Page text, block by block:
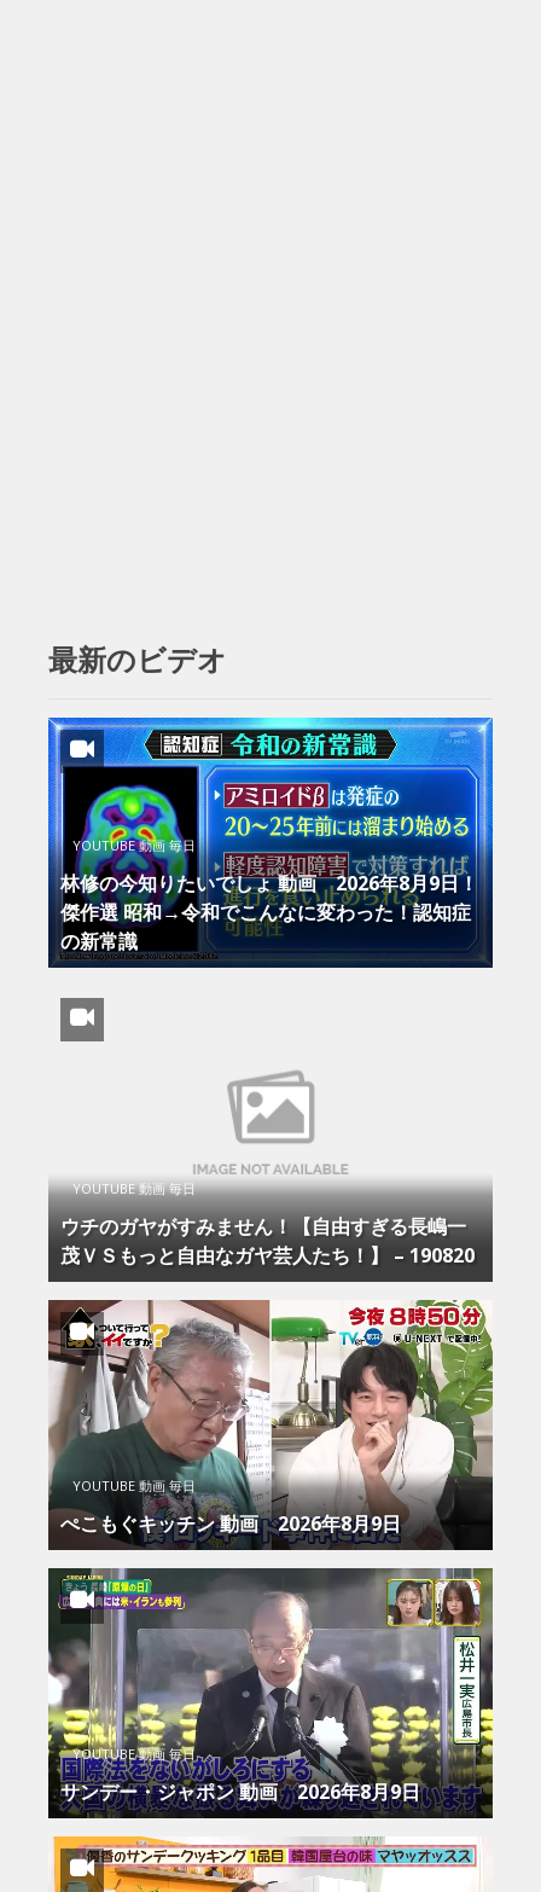
最新のビデオ
YOUTUBE 動画 毎日
林修の今知りたいでしょ 動画 2026年8月9日！
傑作選 昭和→令和でこんなに変わった！認知症
の新常識
YOUTUBE 動画 毎日
ウチのガヤがすみません！【自由すぎる長嶋一
茂ＶＳもっと自由なガヤ芸人たち！】 – 190820
YOUTUBE 動画 毎日
ぺこもぐキッチン 動画 2026年8月9日
YOUTUBE 動画 毎日
サンデー・ジャポン 動画 2026年8月9日